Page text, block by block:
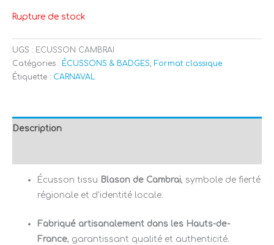
Rupture de stock
UGS : ECUSSON CAMBRAI
Catégories : ÉCUSSONS & BADGES
Format classique
Étiquette : CARNAVAL
Description
Écusson tissu Blason de Cambrai, symbole de fierté
régionale et d’identité locale.
Fabriqué artisanalement dans les Hauts-de-
France, garantissant qualité et authenticité.